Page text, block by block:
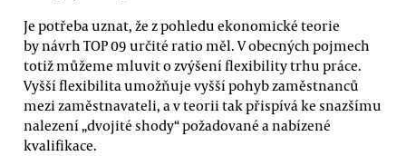
Je potřeba uznat, že z pohledu ekonomické teorie
by návrh TOP 09 určité ratio měl. V obecných pojmech
totiž můžeme mluvit o zvýšení flexibility trhu práce.
Vyšší flexibilita umožňuje vyšší pohyb zaměstnanců
mezi zaměstnavateli, a v teorii tak přispívá ke snazšímu
nalezení „dvojité shody“ požadované a nabízené
kvalifikace.